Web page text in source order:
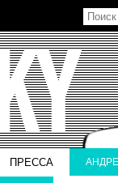
ПРЕССА